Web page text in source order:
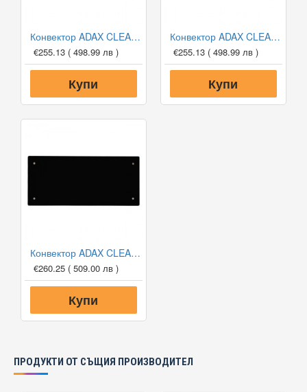
Конвектор ADAX CLEA CH 04 KWT WiFi Black, 400W, Дигитален програмируем термостат
€255.13 ( 498.99 лв )
Купи
Конвектор ADAX CLEA CH 04 KWT WiFi White, 400W, Дигитален програмируем термостат
€255.13 ( 498.99 лв )
Купи
Конвектор ADAX CLEA CH 06 KWT WiFi Black, 600W, Дигитален програмируем термостат
€260.25 ( 509.00 лв )
Купи
ПРОДУКТИ ОТ СЪЩИЯ ПРОИЗВОДИТЕЛ